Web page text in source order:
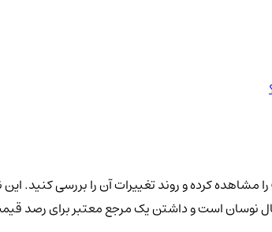
را مشاهده کرده و روند تغییرات آن را بررسی کنید.
حال نوسان است و داشتن یک مرجع معتبر برای رصد